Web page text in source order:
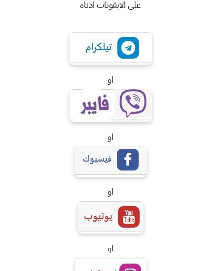
على الايقونات ادناه
او
او
او
او